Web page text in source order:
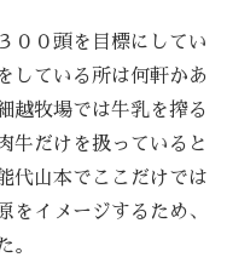
００頭を目標にしてい
している所は何軒かあ
越牧場では牛乳を搾る
牛だけを扱っていると
代山本でここだけでは
イメージするため、
。